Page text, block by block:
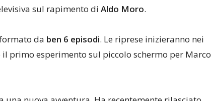
sul rapimento di Aldo Moro.
da ben 6 episodi. Le riprese inizieranno nei
primo esperimento sul piccolo schermo per Marco